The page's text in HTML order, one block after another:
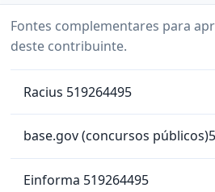
Fontes complementares para
deste contribuinte.
Racius 519264495
base.gov (concursos
Einforma 519264495